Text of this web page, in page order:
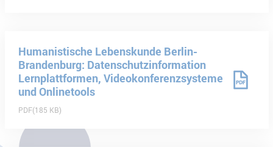
Humanistische Lebenskunde Berlin-
Brandenburg: Datenschutzinformation
Lernplattformen, Videokonferenzsysteme
und Onlinetools
PDF 185 KB